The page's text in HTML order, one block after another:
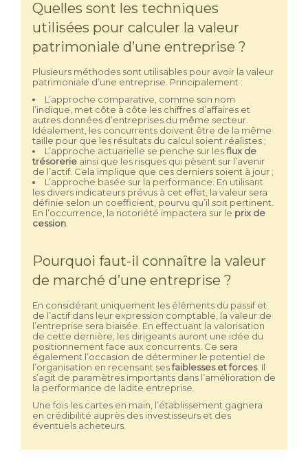
Quelles sont les techniques
utilisées pour calculer la valeur
patrimoniale d’une entreprise ?
Plusieurs méthodes sont utilisables pour avoir la valeur
patrimoniale d’une entreprise. Principalement :
L’approche comparative, comme son nom
l’indique, met côte à côte les chiffres d’affaires et
autres données d’entreprises du même secteur.
Idéalement, les concurrents doivent être de la même
taille pour que les résultats du calcul soient réalistes ;
L’approche actuarielle se penche sur lesflux de
trésorerie ainsi que les risques qui pèsent sur l’avenir
de l’actif. Cela implique que ces derniers soient à jour ;
L’approche basée sur la performance. En utilisant
les divers indicateurs prévus à cet effet, la valeur sera
définie selon un coefficient, pourvu qu’il soit pertinent.
En l’occurrence, la notoriété impactera sur le prix de
cession
Pourquoi faut-il connaître la valeur
de marché d’une entreprise ?
En considérant uniquement les éléments du passif et
de l’actif dans leur expression comptable, la valeur de
l’entreprise sera biaisée. En effectuant la valorisation
de cette dernière, les dirigeants auront une idée du
positionnement face aux concurrents. Ce sera
également l’occasion de déterminer le potentiel de
l’organisation en recensant sesfaiblesses et forces. Il
s’agit de paramètres importants dans l’amélioration de
la performance de ladite entreprise.
Une fois les cartes en main, l’établissement gagnera
en crédibilité auprès des investisseurs et des
éventuels acheteurs.